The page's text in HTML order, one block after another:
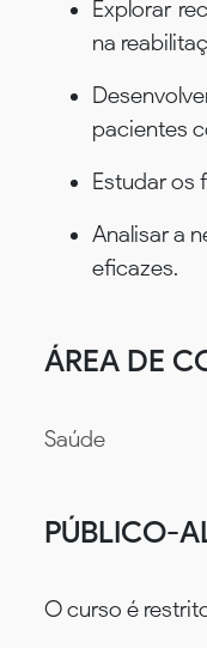
Explorar
na
pacientes
Estudar os
Analisar a
eficazes.
ÁREA DE
Saúde
PÚBLICO-
O curso é